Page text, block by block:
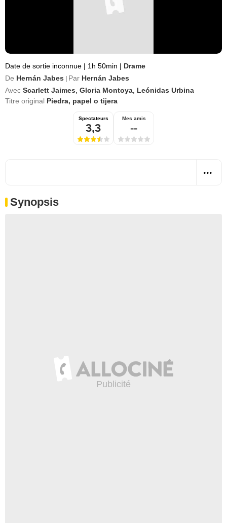
Date de sortie inconnue | 1h 50min | Drame
De Hernán Jabes Par Hernán Jabes
Avec Scarlett Jaimes Gloria Montoya Leónidas Urbina
Titre original Piedra, papel o tijera
Spectateurs
3,3
Mes amis
--
Synopsis